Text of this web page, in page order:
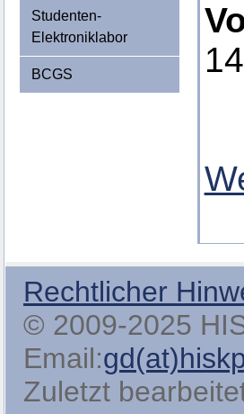
Studenten-
Elektroniklabor
BCGS
Rechtlicher
© 2009-2025
Email:
Zuletzt